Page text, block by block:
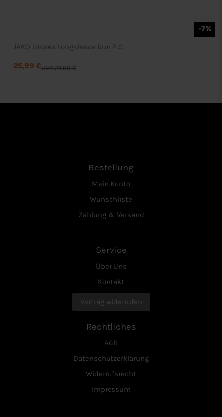
-7%
JAKO Unisex Longsleeve Run 2.0
UVP 27,99 €
25,99 €
Bestellung
Mein Konto
Wunschliste
Zahlung & Versand
Service
Über Uns
Kontakt
Vertrag widerrufen
Rechtliches
AGB
Datenschutzerklärung
Widerrufsrecht
Impressum